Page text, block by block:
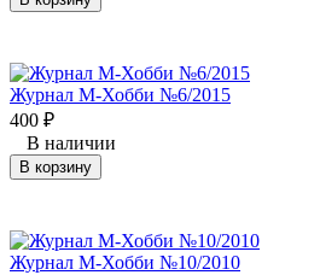
Журнал М-Хобби №6/2015
400 ₽
В наличии
В корзину
Журнал М-Хобби №10/2010